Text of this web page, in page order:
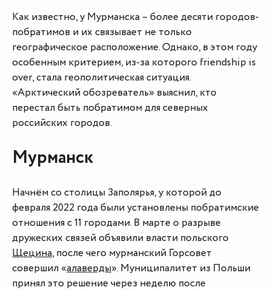
Как известно, у Мурманска – более десяти городов-
побратимов и их связывает не только
географическое расположение. Однако, в этом году
особенным критерием, из-за которого friendship is
over, стала геополитическая ситуация.
«Арктический обозреватель» выяснил, кто
перестал быть побратимом для северных
российских городов.
Мурманск
Начнём со столицы Заполярья, у которой до
февраля 2022 года были установлены побратимские
отношения с 11 городами. В марте о разрыве
дружеских связей объявили власти польского
Щецина, после чего мурманский Горсовет
совершил «алаверды». Муниципалитет из Польши
принял это решение через неделю после